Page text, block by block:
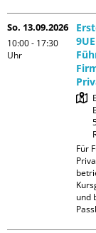
So. 13.09.2026
10:00 - 17:30
Uhr
Für
und